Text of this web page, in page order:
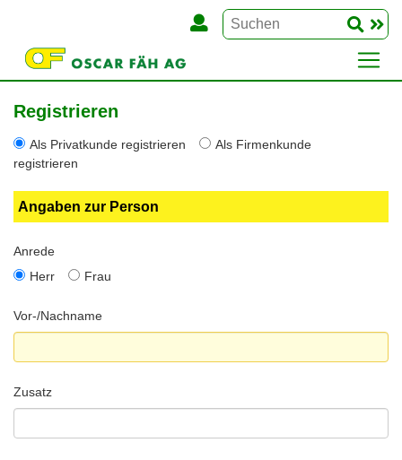
Registrieren
Als Privatkunde registrieren
Als Firmenkunde
registrieren
Angaben zur Person
Anrede
Herr
Frau
Vor-/Nachname
Zusatz